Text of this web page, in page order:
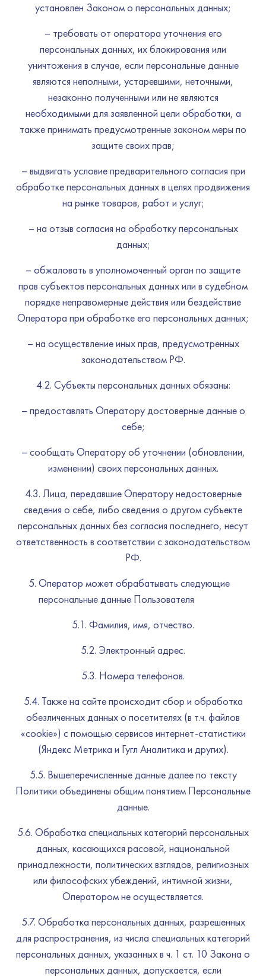
установлен Законом о персональных данных;
– требовать от оператора уточнения его
персональных данных, их блокирования или
уничтожения в случае, если персональные данные
являются неполными, устаревшими, неточными,
незаконно полученными или не являются
необходимыми для заявленной цели обработки, а
также принимать предусмотренные законом меры по
защите своих прав;
– выдвигать условие предварительного согласия при
обработке персональных данных в целях продвижения
на рынке товаров, работ и услуг;
– на отзыв согласия на обработку персональных
данных;
– обжаловать в уполномоченный орган по защите
прав субъектов персональных данных или в судебном
порядке неправомерные действия или бездействие
Оператора при обработке его персональных данных;
– на осуществление иных прав, предусмотренных
законодательством РФ.
4.2. Субъекты персональных данных обязаны:
– предоставлять Оператору достоверные данные о
себе;
– сообщать Оператору об уточнении (обновлении,
изменении) своих персональных данных.
4.3. Лица, передавшие Оператору недостоверные
сведения о себе, либо сведения о другом субъекте
персональных данных без согласия последнего, несут
ответственность в соответствии с законодательством
РФ.
Оператор может обрабатывать следующие
персональные данные Пользователя
5.1. Фамилия, имя, отчество.
5.2. Электронный адрес.
5.3. Номера телефонов.
5.4. Также на сайте происходит сбор и обработка
обезличенных данных о посетителях (в т.ч. файлов
«cookie») с помощью сервисов интернет-статистики
(Яндекс Метрика и Гугл Аналитика и других).
5.5. Вышеперечисленные данные далее по тексту
Политики объединены общим понятием Персональные
данные.
5.6. Обработка специальных категорий персональных
данных, касающихся расовой, национальной
принадлежности, политических взглядов, религиозных
или философских убеждений, интимной жизни,
Оператором не осуществляется.
5.7. Обработка персональных данных, разрешенных
для распространения, из числа специальных категорий
персональных данных, указанных в ч. 1 ст. 10 Закона о
персональных данных, допускается, если